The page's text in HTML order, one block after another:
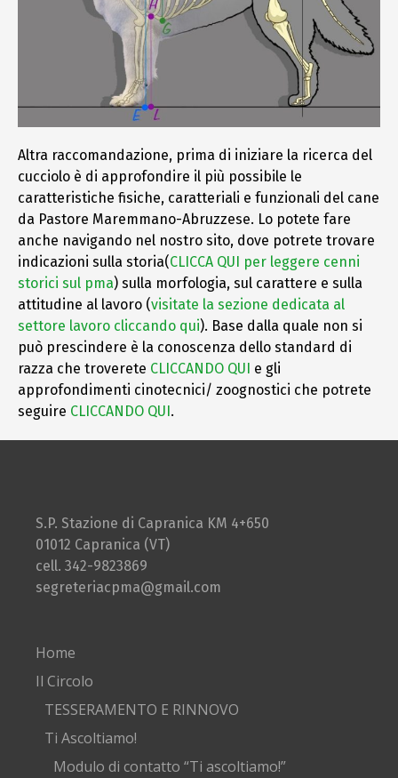
Altra raccomandazione, prima di iniziare la ricerca del
cucciolo è di approfondire il più possibile le
caratteristiche fisiche, caratteriali e funzionali del cane
da Pastore Maremmano-Abruzzese. Lo potete fare
anche navigando nel nostro sito, dove potrete trovare
indicazioni sulla storia(CLICCA QUI per leggere cenni
storici sul pma) sulla morfologia, sul carattere e sulla
attitudine al lavoro (visitate la sezione dedicata al
settore lavoro cliccando qui). Base dalla quale non si
può prescindere è la conoscenza dello standard di
razza che troverete CLICCANDO QUI e gli
approfondimenti cinotecnici/ zoognostici che potrete
seguire CLICCANDO QUI.
S.P. Stazione di Capranica KM 4+650
01012 Capranica (VT)
cell. 342-9823869
segreteriacpma@gmail.com
Home
Il Circolo
TESSERAMENTO E RINNOVO
Ti Ascoltiamo!
Modulo di contatto “Ti ascoltiamo!”